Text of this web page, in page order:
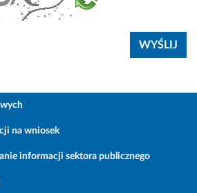
na wniosek
informacji sektora publicznego